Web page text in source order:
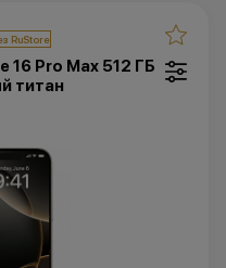
Pro Max 512 ГБ
титан